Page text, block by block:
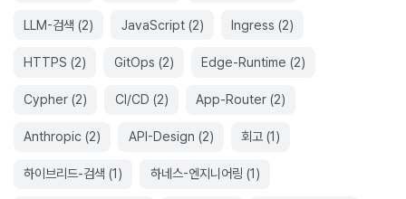
LLM-검색 (2) JavaScript(2) Ingress (2)
HTTPS (2) GitOps (2) Edge-Runtime (2)
Cypher (2) CI/CD (2) App-Router(2)
Anthropic (2) API-Design (2) 회고(1)
하이브리드-검색 (1 ) 하네스-엔지니어링 (1 )